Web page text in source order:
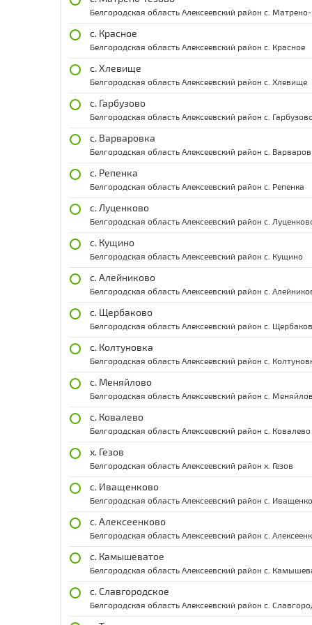
Белгородская область Алексеевский район с. Матрено-
с. Красное
Белгородская область Алексеевский район с. Красное
с. Хлевище
Белгородская область Алексеевский район с. Хлевище
с. Гарбузово
Белгородская область Алексеевский район с.
с. Варваровка
Белгородская область Алексеевский район с.
с. Репенка
Белгородская область Алексеевский район с. Репенка
с. Луценково
Белгородская область Алексеевский район с.
с. Кущино
Белгородская область Алексеевский район с. Кущино
с. Алейниково
Белгородская область Алексеевский район с.
с. Щербаково
Белгородская область Алексеевский район с.
с. Колтуновка
Белгородская область Алексеевский район с.
с. Меняйлово
Белгородская область Алексеевский район с.
с. Ковалево
Белгородская область Алексеевский район с. Ковалево
х. Гезов
Белгородская область Алексеевский район х. Гезов
с. Иващенково
Белгородская область Алексеевский район с.
с. Алексеенково
Белгородская область Алексеевский район с.
с. Камышеватое
Белгородская область Алексеевский район с.
с. Славгородское
Белгородская область Алексеевский район с.